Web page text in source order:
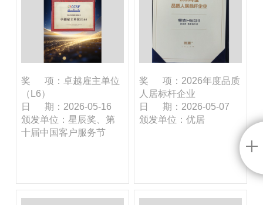
奖 项：卓越雇主单位
（L6）
日 期：2026-05-16
颁发单位：星辰奖、第
十届中国客户服务节
奖 项：2026年度品质
人居标杆企业
日 期：2026-05-07
颁发单位：优居